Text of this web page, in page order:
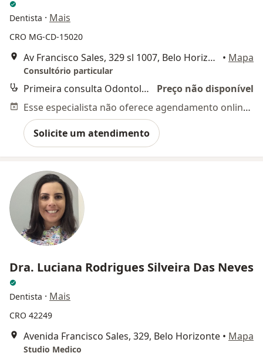
Dentista · Mais
CRO MG-CD-15020
Av Francisco Sales, 329 sl 1007, Belo Horizonte • Mapa
Consultório particular
Primeira consulta Odontológica
Preço não disponível
Esse especialista não oferece agendamento online para esse endereço.
Solicite um atendimento
Dra. Luciana Rodrigues Silveira Das Neves
Dentista · Mais
CRO 42249
Avenida Francisco Sales, 329, Belo Horizonte • Mapa
Studio Medico